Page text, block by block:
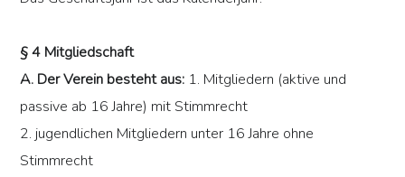
§ 4 Mitgliedschaft
A. Der Verein besteht aus: 1. Mitgliedern (aktive und
passive ab 16 Jahre) mit Stimmrecht
2. jugendlichen Mitgliedern unter 16 Jahre ohne
Stimmrecht